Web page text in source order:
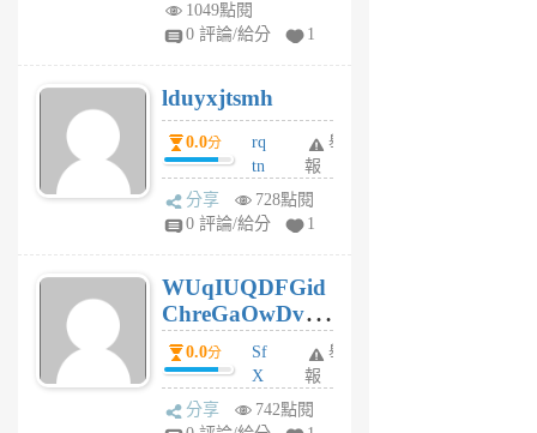
jl
月
前
1049點閱
0 評論/給分
1
lduyxjtsmh
0.0分
rq
tn
jt
gl
個
月
前
舉
報
分享
728點閱
0 評論/給分
1
WUqIUQDFGid
ChreGaOwDv
dY0.0分
Sf
X
Pe
Jc
舉
報
分享
742點閱